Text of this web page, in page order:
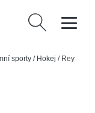
Vyhledávání
sporty / Hokej / Rey
59cm